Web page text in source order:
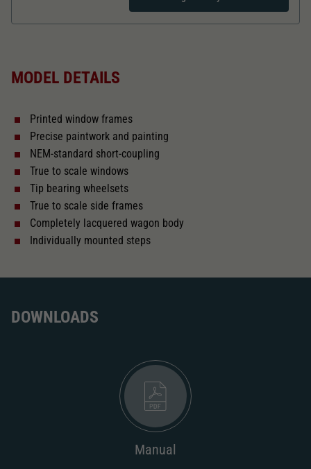
With interior fittings
The model has a coupler pocket
and short coupling cinematic
Close
MODEL DETAILS
Printed window frames
Precise paintwork and painting
NEM-standard short-coupling
True to scale windows
Tip bearing wheelsets
True to scale side frames
Completely lacquered wagon body
Individually mounted steps
DOWNLOADS
Manual
Einstellungen. Unter anderem eine zufällig